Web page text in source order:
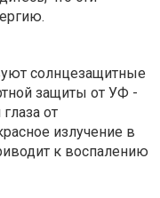
солнцезащитные
защиты от УФ -
от
излучение в
к воспалению